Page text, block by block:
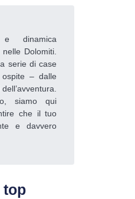
e dinamica
Dolomiti.
serie di case
– dalle
siamo qui
che il tuo
e davvero
top